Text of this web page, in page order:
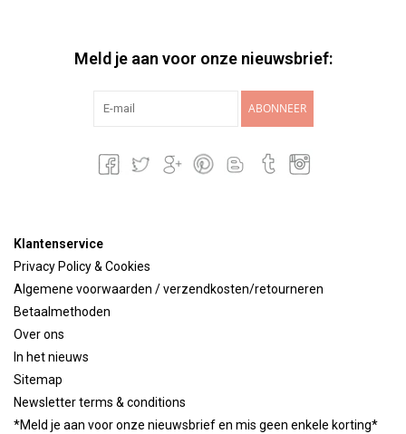
Meld je aan voor onze nieuwsbrief:
ABONNEER
Klantenservice
Privacy Policy & Cookies
Algemene voorwaarden / verzendkosten/retourneren
Betaalmethoden
Over ons
In het nieuws
Sitemap
Newsletter terms & conditions
*Meld je aan voor onze nieuwsbrief en mis geen enkele korting*